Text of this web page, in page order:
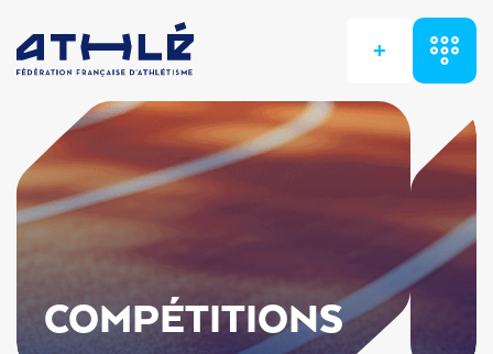
+
COMPÉTITIONS